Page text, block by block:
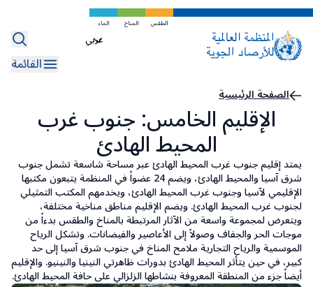
تخطي
المحتوى
الرئيسي
الطقس المناخ الماء
Select
your
القائمة
مسار
التنقل
الصفحة الرئيسية
الإقليم الخامس: جنوب غرب
المحيط الهادئ
يمتد إقليم جنوب غرب المحيط الهادئ عبر مساحة شاسعة تشمل جنوب
شرق آسيا والمحيط الهادئ، ويضم 24 عضواً في المنظمة يتبعون ‏مكتبها
الإقليمي ‎‏لآسيا وجنوب غرب المحيط الهادئ، ويخدمهم المكتب التمثيلي
لجنوب غرب المحيط الهادئ. ويضم الإقليم مناطق مناخية مختلفة،
ويتعرض لمجموعة واسعة من الآثار المرتبطة بالمناخ والطقس بدءاً من
موجات الحر والجفاف وصولاً إلى الأعاصير والفيضانات. وتشكل الرياح
الموسمية والرياح التجارية ملامح المناخ في جنوب شرق آسيا إلى حد
كبير، في حين يتأثر المحيط الهادئ بدورات ظاهرتي النينيا والنينيو. والإقليم
أيضاً جزء من المنطقة المعروفة بنشاطها الزلزالي على حافة المحيط الهادئ.